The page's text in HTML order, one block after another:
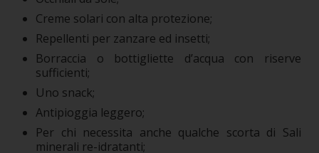
Creme solari con alta protezione;
Repellenti per zanzare ed insetti;
Borraccia o bottigliette d’acqua con riserve
sufficienti;
Uno snack;
Antipioggia leggero;
Per chi necessita anche qualche scorta di Sali
minerali re-idratanti;